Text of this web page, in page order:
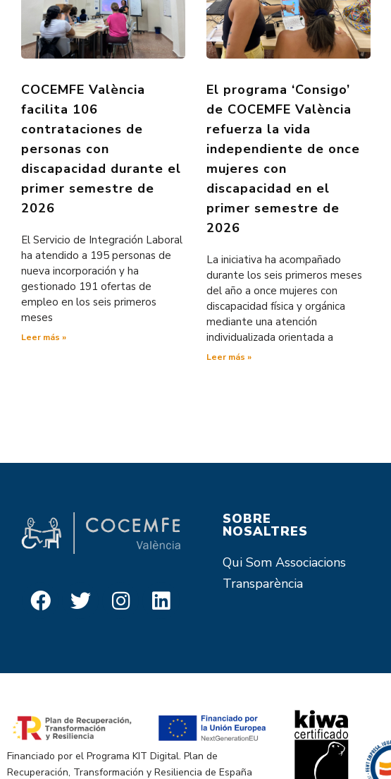
COCEMFE València
facilita 106
contrataciones de
personas con
discapacidad durante el
primer semestre de
2026
El Servicio de Integración Laboral
ha atendido a 195 personas de
nueva incorporación y ha
gestionado 191 ofertas de
empleo en los seis primeros
meses
Leer más »
El programa ‘Consigo’
de COCEMFE València
refuerza la vida
independiente de once
mujeres con
discapacidad en el
primer semestre de
2026
La iniciativa ha acompañado
durante los seis primeros meses
del año a once mujeres con
discapacidad física y orgánica
mediante una atención
individualizada orientada a
Leer más »
SOBRE
NOSALTRES
Qui Som Associacions
Transparència
Financiado por el Programa KIT Digital. Plan de
Recuperación, Transformación y Resiliencia de España